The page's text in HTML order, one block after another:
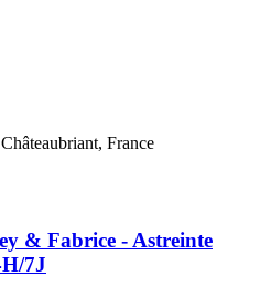
France
& Fabrice - Astreinte
7J